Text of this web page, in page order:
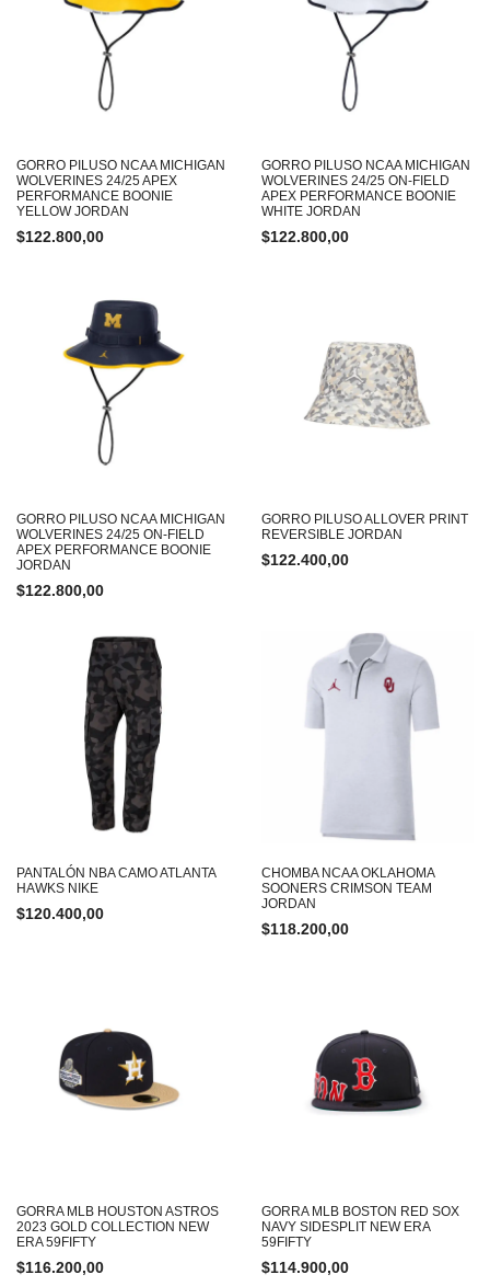
GORRO PILUSO NCAA MICHIGAN
WOLVERINES 24/25 APEX
PERFORMANCE BOONIE
YELLOW JORDAN
$122.800,00
GORRO PILUSO NCAA MICHIGAN
WOLVERINES 24/25 ON-FIELD
APEX PERFORMANCE BOONIE
WHITE JORDAN
$122.800,00
GORRO PILUSO NCAA MICHIGAN
WOLVERINES 24/25 ON-FIELD
APEX PERFORMANCE BOONIE
JORDAN
$122.800,00
GORRO PILUSO ALLOVER PRINT
REVERSIBLE JORDAN
$122.400,00
PANTALÓN NBA CAMO ATLANTA
HAWKS NIKE
$120.400,00
CHOMBA NCAA OKLAHOMA
SOONERS CRIMSON TEAM
JORDAN
$118.200,00
GORRA MLB HOUSTON ASTROS
2023 GOLD COLLECTION NEW
ERA 59FIFTY
$116.200,00
GORRA MLB BOSTON RED SOX
NAVY SIDESPLIT NEW ERA
59FIFTY
$114.900,00